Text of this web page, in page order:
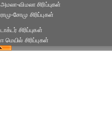
அமலா-விமலா சிரிப்புகள்
ராமு-சோமு சிரிப்புகள்
டாக்டர் சிரிப்புகள்
ஈ மெயில் சிரிப்புகள்